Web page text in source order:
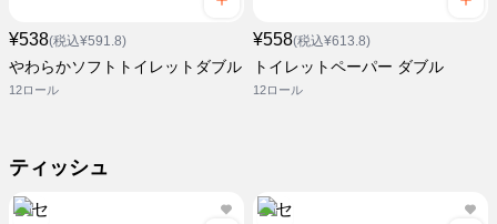
¥538(税込¥591.8)
やわらかソフトトイレットダブル
12ロール
¥558(税込¥613.8)
トイレットペーパー ダブル
12ロール
ティッシュ